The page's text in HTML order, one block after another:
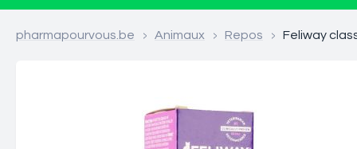
pharmapourvous.be > Animaux > Repos > Feliway